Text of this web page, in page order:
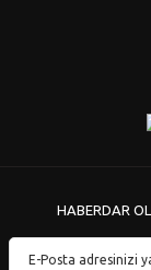
HABERDAR